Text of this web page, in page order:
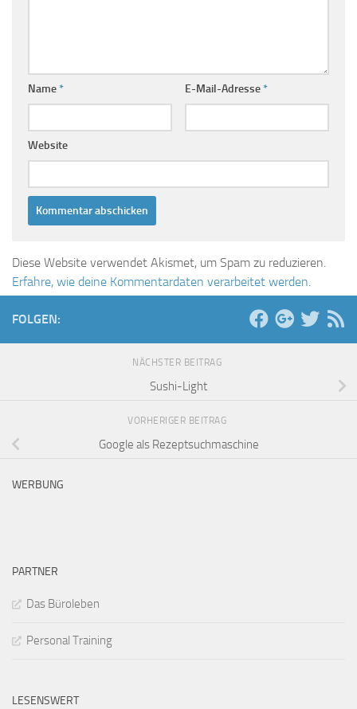
Name* E-Mail-Adresse*
Website
Diese Website verwendet Akismet, um Spam zu reduzieren.
Erfahre, wie deine Kommentardaten verarbeitet werden.
FOLGEN:
NÄCHSTER BEITRAG
Sushi-Light
VORHERIGER BEITRAG
Google als Rezeptsuchmaschine
WERBUNG
PARTNER
Das Büroleben
Personal Training
LESENSWERT